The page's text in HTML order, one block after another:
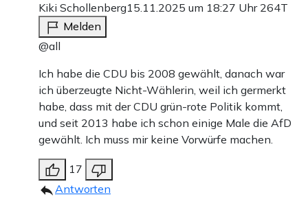
Kiki Schollenberg15.11.2025 um 18:27 Uhr 264T
Melden
@all
Ich habe die CDU bis 2008 gewählt, danach war
ich überzeugte Nicht-Wählerin, weil ich germerkt
habe, dass mit der CDU grün-rote Politik kommt,
und seit 2013 habe ich schon einige Male die AfD
gewählt. Ich muss mir keine Vorwürfe machen.
17
Antworten